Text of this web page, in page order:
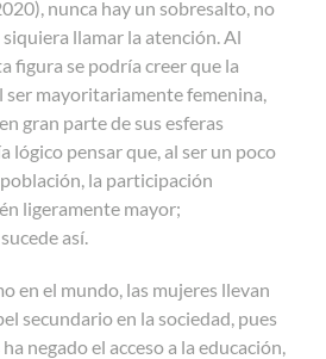
nunca hay un sobresalto, no
llamar la atención. Al
figura se podría creer que la
ser mayoritariamente femenina,
gran parte de sus esferas
lógico pensar que, al ser un poco
la participación
ligeramente mayor;
así.
en el mundo, las mujeres llevan
secundario en la sociedad, pues
negado el acceso a la educación,